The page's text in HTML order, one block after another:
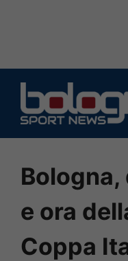
contenuto
Bologna,
e ora
Coppa